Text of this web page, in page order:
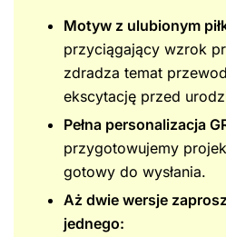
Motyw z ulubionym
przyciągający wzrok
zdradza temat
ekscytację przed
Pełna personalizacja
przygotowujemy
gotowy do wysłania.
Aż dwie wersje
jednego: